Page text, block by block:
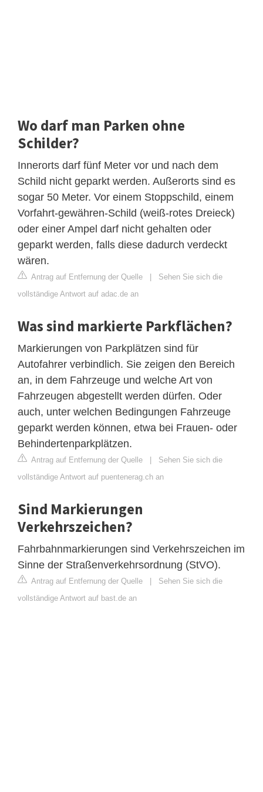
Wo darf man Parken ohne
Schilder?
Innerorts darf fünf Meter vor und nach dem
Schild nicht geparkt werden. Außerorts sind es
sogar 50 Meter. Vor einem Stoppschild, einem
Vorfahrt-gewähren-Schild (weiß-rotes Dreieck)
oder einer Ampel darf nicht gehalten oder
geparkt werden, falls diese dadurch verdeckt
wären.
Antrag auf Entfernung der Quelle | Sehen Sie sich die
vollständige Antwort auf adac.de an
Was sind markierte Parkflächen?
Markierungen von Parkplätzen sind für
Autofahrer verbindlich. Sie zeigen den Bereich
an, in dem Fahrzeuge und welche Art von
Fahrzeugen abgestellt werden dürfen. Oder
auch, unter welchen Bedingungen Fahrzeuge
geparkt werden können, etwa bei Frauen- oder
Behindertenparkplätzen.
Antrag auf Entfernung der Quelle | Sehen Sie sich die
vollständige Antwort auf puentenerag.ch an
Sind Markierungen
Verkehrszeichen?
Fahrbahnmarkierungen sind Verkehrszeichen im
Sinne der Straßenverkehrsordnung (StVO).
Antrag auf Entfernung der Quelle | Sehen Sie sich die
vollständige Antwort auf bast.de an